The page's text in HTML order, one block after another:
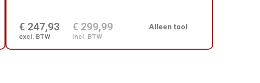
€ 247,93
excl. BTW
€ 299,99
incl. BTW
Alleen tool